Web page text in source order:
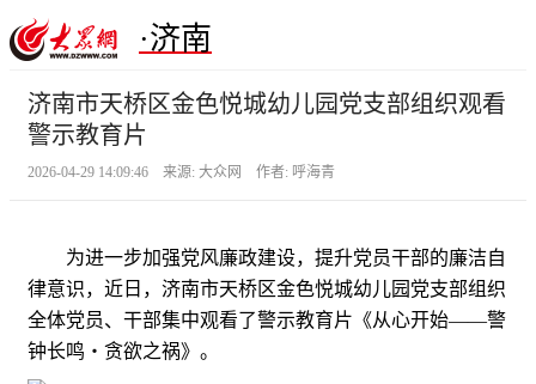
·济南
济南市天桥区金色悦城幼儿园党支部组织观看
警示教育片
2026-04-29 14:09:46 来源: 大众网 作者: 呼海青
为进一步加强党风廉政建设，提升党员干部的廉洁自
律意识，近日，济南市天桥区金色悦城幼儿园党支部组织
全体党员、干部集中观看了警示教育片《从心开始——警
钟长鸣・贪欲之祸》。